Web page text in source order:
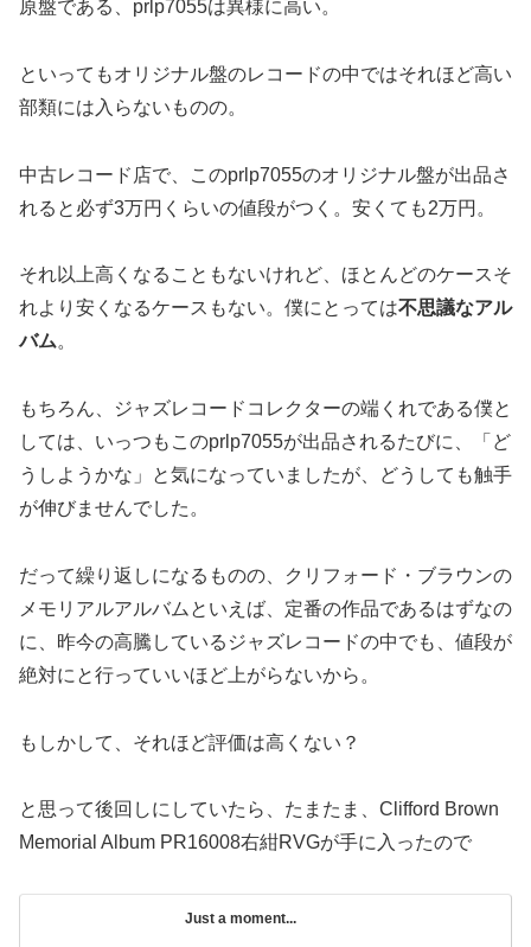
原盤である、prlp7055は異様に高い。
といってもオリジナル盤のレコードの中ではそれほど高い
部類には入らないものの。
中古レコード店で、このprlp7055のオリジナル盤が出品さ
れると必ず3万円くらいの値段がつく。安くても2万円。
それ以上高くなることもないけれど、ほとんどのケースそ
れより安くなるケースもない。僕にとっては不思議なアル
バム。
もちろん、ジャズレコードコレクターの端くれである僕と
しては、いっつもこのprlp7055が出品されるたびに、「ど
うしようかな」と気になっていましたが、どうしても触手
が伸びませんでした。
だって繰り返しになるものの、クリフォード・ブラウンの
メモリアルアルバムといえば、定番の作品であるはずなの
に、昨今の高騰しているジャズレコードの中でも、値段が
絶対にと行っていいほど上がらないから。
もしかして、それほど評価は高くない？
と思って後回しにしていたら、たまたま、Clifford Brown
Memorial Album PR16008右紺RVGが手に入ったので
Just a moment...